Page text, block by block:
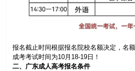
报名截止时间根据报名院校名额决定，名
成考考试时间为10月18-19日！
二、广东成人高考报名条件